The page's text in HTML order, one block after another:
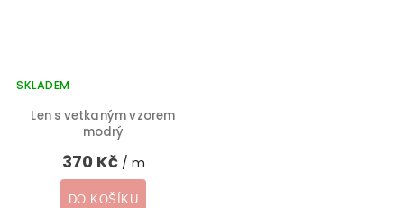
Len s vetkaným vzorem
modrý
SKLADEM
370 Kč / m
DO KOŠÍKU